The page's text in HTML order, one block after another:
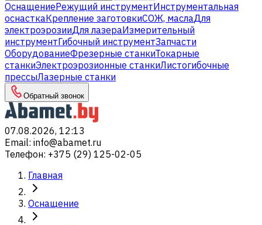
ОснащениеРежущий инструментИнструментальная
оснасткаКрепление заготовкиСОЖ, маслаДля
электроэрозииДля лазераИзмерительный
инструментГибочный инструментЗапчасти
ОборудованиеФрезерные станкиТокарные
станкиЭлектроэрозионные станкиЛистогибочные
прессыЛазерные станки
Обратный звонок
07.08.2026, 12:13
Email: info@abamet.ru
Телефон: +375 (29) 125-02-05
Главная
Оснащение